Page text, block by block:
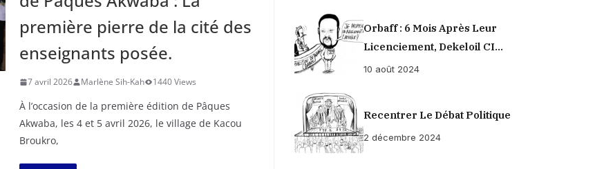
première pierre de la cité des
enseignants posée.
7 avril 2026 Marlène Sih-Kah 1440 Views
À l’occasion de la première édition de Pâques
Akwaba, les 4 et 5 avril 2026, le village de Kacou
Broukro,
Orbaff : 6 Mois Après Leur
Licenciement, Dekeloil CI
Propose À Ses Ex-Ouvriers Un
10 août 2024
Recentrer Le Débat Politique
2 décembre 2024